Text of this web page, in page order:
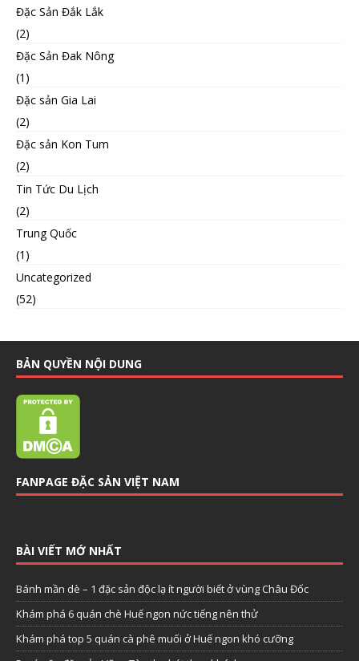
Đặc Sản Đắk Lắk
(2)
Đặc Sản Đak Nông
(1)
Đặc sản Gia Lai
(2)
Đặc sản Kon Tum
(2)
Tin Tức Du Lịch
(2)
Trung Quốc
(1)
Uncategorized
(52)
BẢN QUYỀN NỘI DUNG
FANPAGE ĐẶC SẢN VIỆT NAM
BÀI VIẾT MỚ NHẤT
Bánh mần dè – 1 đặc sản độc lạ ít người biết ở vùng Châu Đốc
Khám phá 6 quán chè Huế ngon nức tiếng nên thử
Khám phá top 5 quán cà phê muối ở Huế ngon khó cưỡng